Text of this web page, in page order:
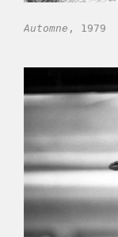
Automne , 1979